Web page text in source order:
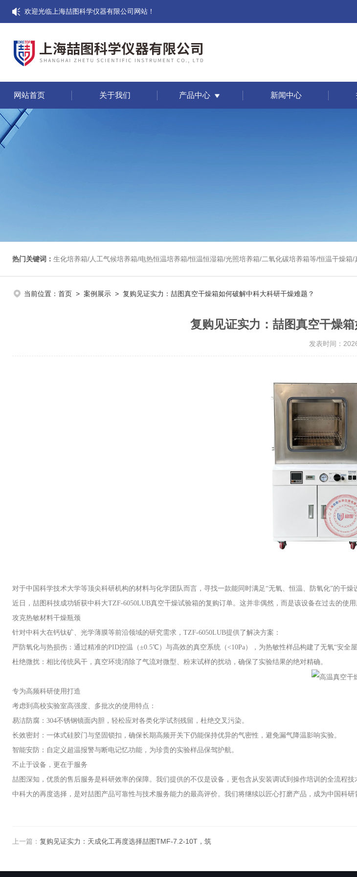
欢迎光临上海喆图科学仪器有限公司网站！
网站首页 关于我们 产品中心 新闻中心
热门关键词： 生化培养箱/人工气候培养箱/电热恒温培养箱/恒温恒湿箱/光照培养箱/二氧化碳培养箱等/恒温干燥箱/真空干燥箱/高温烘箱等/箱式电阻炉/陶瓷纤维马弗炉/高温马
当前位置： 首页 > 案例展示 > 复购见证实力：喆图真空干燥箱如何破解中科大科研干燥难题？
复购见证实力：喆图真空干燥
发表时间：
对于中国科学技术大学等顶尖科研机构的材料与化学团队而言，寻找一款能同时满足“无氧、恒温、防氧化”的干
近日，喆图科技成功斩获中科大TZF-6050LUB真空干燥试验箱的复购订单。这并非偶然，而是该设备在过去的使
攻克热敏材料干燥瓶颈
针对中科大在钙钛矿、光学薄膜等前沿领域的研究需求，TZF-6050LUB提供了解决方案：
严防氧化与热损伤：通过精准的PID控温（±0.5℃）与高效的真空系统（<10Pa），为热敏性样品构建了无氧“安全
杜绝微扰：相比传统风干，真空环境消除了气流对微型、粉末试样的扰动，确保了实验结果的绝对精确。
专为高频科研使用打造
考虑到高校实验室高强度、多批次的使用特点：
易洁防腐：304不锈钢镜面内胆，轻松应对各类化学试剂残留，杜绝交叉污染。
长效密封：一体式硅胶门与坚固锁扣，确保长期高频开关下仍能保持优异的气密性，避免漏气降温影响实验。
智能安防：自定义超温报警与断电记忆功能，为珍贵的实验样品保驾护航。
不止于设备，更在于服务
喆图深知，优质的售后服务是科研效率的保障。我们提供的不仅是设备，更包含从安装调试到操作培训的全流程技
中科大的再度选择，是对喆图产品可靠性与技术服务能力的最高评价。我们将继续以匠心打磨产品，成为中国科研
上一篇： 复购见证实力：天成化工再度选择喆图TMF-7.2-10T，筑